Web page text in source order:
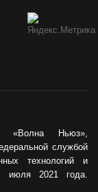
«Волна Ньюз»,
службой
технологий и
июля 2021 года.